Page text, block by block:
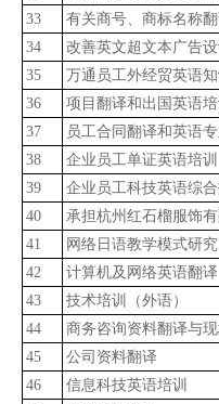
33
有关商号、商标名称翻
34
改善英文超文本广告
35
万通员工外经贸英语
36
项目翻译和出国英语培
37
员工合同翻译和英语
38
企业员工单证英语培训
39
企业员工科技英语综合
40
承担杭州红石榴服饰有
41
网络日语教学模式研究
42
计算机及网络英语翻译
43
技术培训（外语）
44
商务咨询资料翻译与现
45
公司资料翻译
46
信息科技英语培训